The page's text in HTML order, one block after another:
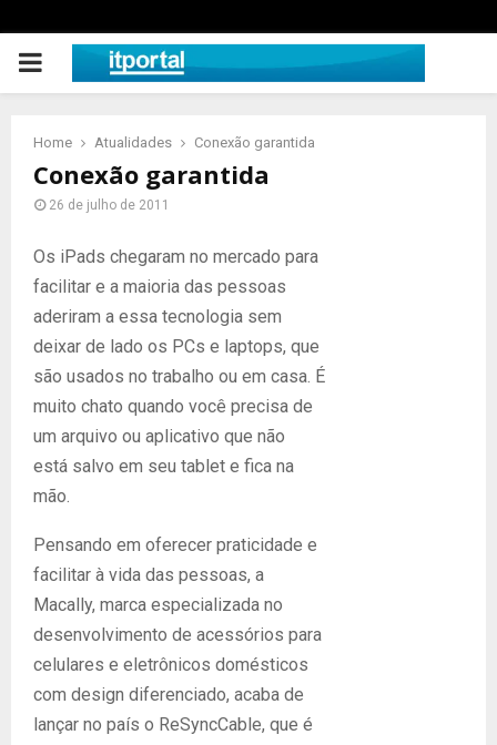
PRIMARY
Home Atualidades Conexão garantida
Conexão garantida
26 de julho de 2011
Os iPads chegaram no mercado para
facilitar e a maioria das pessoas
aderiram a essa tecnologia sem
deixar de lado os PCs e laptops, que
são usados no trabalho ou em casa. É
muito chato quando você precisa de
um arquivo ou aplicativo que não
está salvo em seu tablet e fica na
mão.
Pensando em oferecer praticidade e
facilitar à vida das pessoas, a
Macally, marca especializada no
desenvolvimento de acessórios para
celulares e eletrônicos domésticos
com design diferenciado, acaba de
lançar no país o ReSyncCable, que é